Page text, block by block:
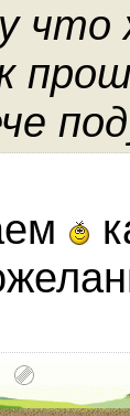
что